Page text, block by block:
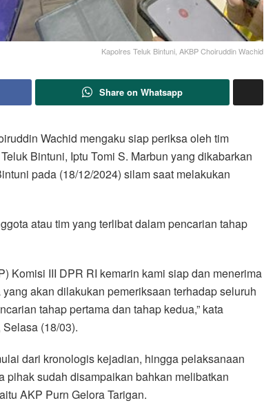
Kapolres Teluk Bintuni, AKBP Choiruddin Wachid
Share on Whatsapp
Wachid mengaku siap periksa oleh tim
Bintuni, Iptu Tomi S. Marbun yang dikabarkan
pada (18/12/2024) silam saat melakukan
atau tim yang terlibat dalam pencarian tahap
Komisi III DPR RI kemarin kami siap dan menerima
akan dilakukan pemeriksaan terhadap seluruh
tahap pertama dan tahap kedua,” kata
(18/03).
dari kronologis kejadian, hingga pelaksanaan
pihak sudah disampaikan bahkan melibatkan
AKP Purn Gelora Tarigan.